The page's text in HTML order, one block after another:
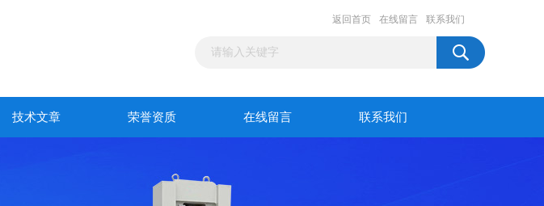
返回首页 在线留言 联系我们
技术文章 荣誉资质 在线留言 联系我们